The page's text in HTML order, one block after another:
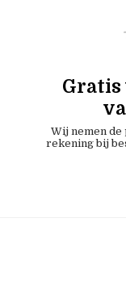
Wij nemen
rekening bij